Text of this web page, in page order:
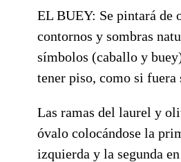
EL BUEY: Se pintará de
contornos y sombras
símbolos (caballo y
tener piso, como si fuera
Las ramas del laurel y
óvalo colocándose la
izquierda y la segunda